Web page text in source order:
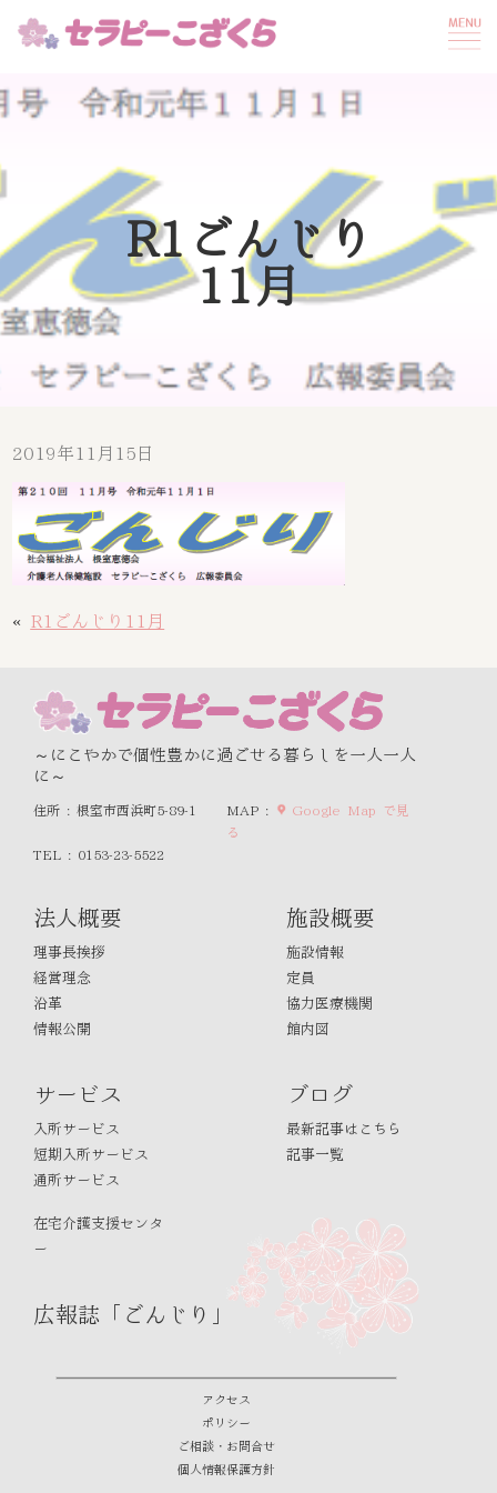
R1ごんじり
11月
2019年11月15日
« R1ごんじり11月
～にこやかで個性豊かに過ごせる暮らしを一人一人
に～
住所 : 根室市西浜町5-89-1 MAP :
Google Map で見
る
TEL : 0153-23-5522
法人概要
理事長挨拶
経営理念
沿革
情報公開
施設概要
施設情報
定員
協力医療機関
館内図
サービス
入所サービス
短期入所サービス
通所サービス
在宅介護支援センタ
ー
ブログ
最新記事はこちら
記事一覧
広報誌「ごんじり」
アクセス
ポリシー
ご相談・お問合せ
個人情報保護方針